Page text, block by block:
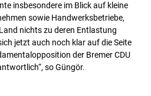
insbesondere im Blick auf kleine
sowie Handwerksbetriebe,
nichts zu deren Entlastung
jetzt auch noch klar auf die Seite
der Bremer CDU
so Güngör.